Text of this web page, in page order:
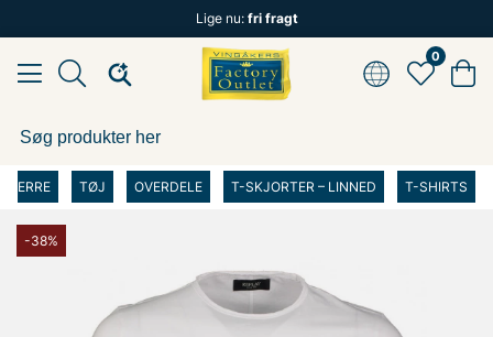
Lige nu: fri fragt
0
HERRE TØJ OVERDELE T-SKJORTER – LINNED T-SHIRTS
-38%